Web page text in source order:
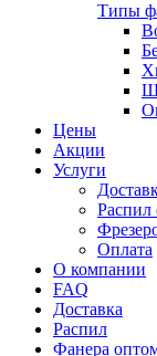
Типы
Цены
Акции
Услуги
Распил
Оплата
О компании
FAQ
Доставка
Распил
Фанера